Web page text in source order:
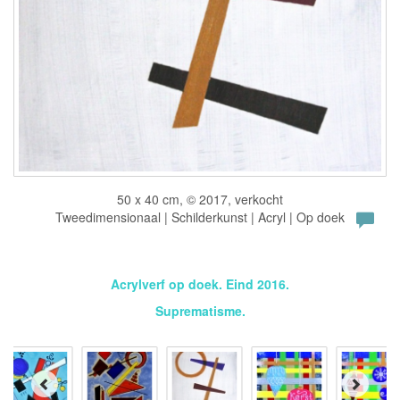
50 x 40 cm, © 2017, verkocht
Tweedimensionaal | Schilderkunst | Acryl | Op doek
Acrylverf op doek. Eind 2016.
Suprematisme.